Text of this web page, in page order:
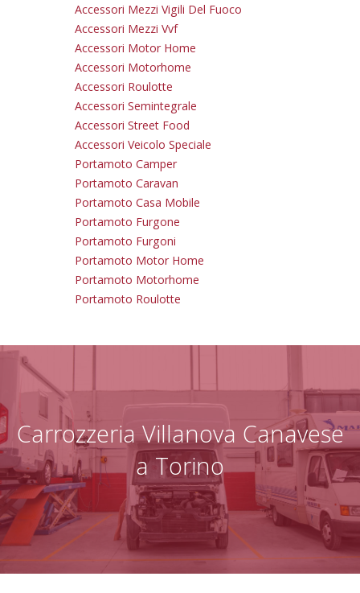
Accessori Mezzi Vigili Del Fuoco
Accessori Mezzi Vvf
Accessori Motor Home
Accessori Motorhome
Accessori Roulotte
Accessori Semintegrale
Accessori Street Food
Accessori Veicolo Speciale
Portamoto Camper
Portamoto Caravan
Portamoto Casa Mobile
Portamoto Furgone
Portamoto Furgoni
Portamoto Motor Home
Portamoto Motorhome
Portamoto Roulotte
Carrozzeria Villanova Canavese
a Torino